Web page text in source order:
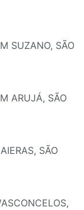
SUZANO, SÃO
ARUJÁ, SÃO
SÃO